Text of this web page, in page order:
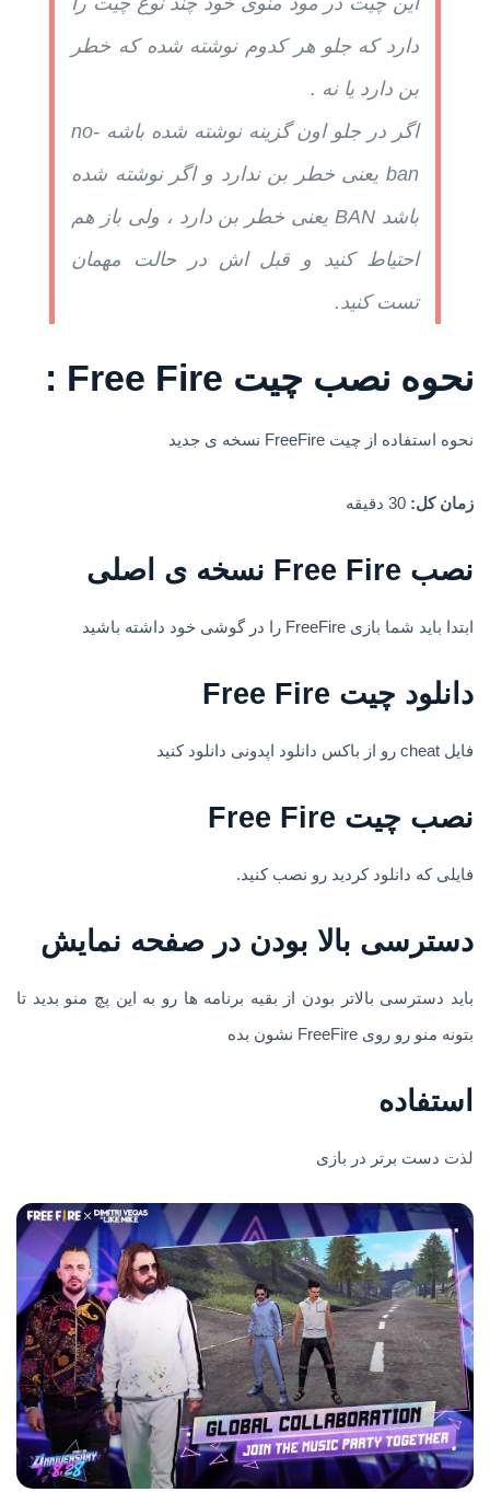
دارد که جلو هر کدوم نوشته شده که خطر
بن دارد یا نه .
اگر در جلو اون گزینه نوشته شده باشه no-
ban یعنی خطر بن ندارد و اگر نوشته شده
باشد BAN یعنی خطر بن دارد ، ولی باز هم
احتیاط کنید و قبل اش در حالت مهمان
تست کنید.
نحوه نصب چیت Free Fire :
نحوه استفاده از چیت FreeFire نسخه ی جدید
زمان کل: 30 دقیقه
نصب Free Fire نسخه ی اصلی
ابتدا باید شما بازی FreeFire را در گوشی خود داشته باشید
دانلود چیت Free Fire
فایل cheat رو از باکس دانلود اپدونی دانلود کنید
نصب چیت Free Fire
فایلی که دانلود کردید رو نصب کنید.
دسترسی بالا بودن در صفحه نمایش
باید دسترسی بالاتر بودن از بقیه برنامه ها رو به این پچ منو بدید تا
بتونه منو رو روی FreeFire نشون بده
استفاده
لذت دست برتر در بازی